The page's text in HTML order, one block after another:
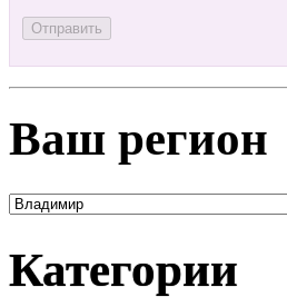
Ваш регион
Категории